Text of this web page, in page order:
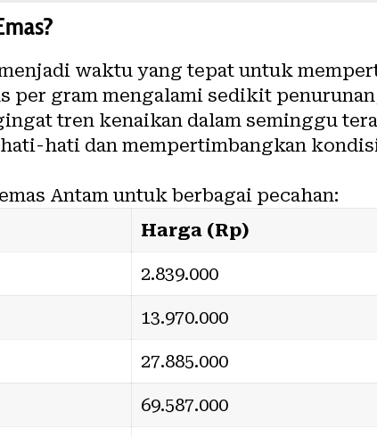
waktu yang tepat untuk
per gram mengalami sedikit
tren kenaikan dalam seminggu
hati dan mempertimbangkan
Antam untuk berbagai pecahan:
Harga (Rp)
2.839.000
13.970.000
27.885.000
69.587.000